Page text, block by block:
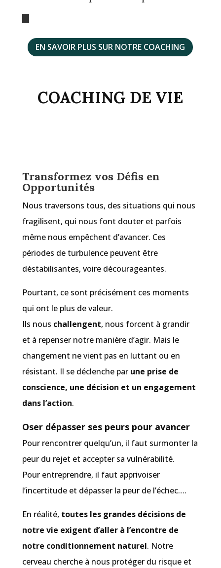
EN SAVOIR PLUS SUR NOTRE COACHING
COACHING DE VIE
Transformez vos Défis en
Opportunités
Nous traversons tous, des situations qui nous
fragilisent, qui nous font douter et parfois
même nous empêchent d’avancer. Ces
périodes de turbulence peuvent être
déstabilisantes, voire décourageantes.
Pourtant, ce sont précisément ces moments
qui ont le plus de valeur.
Ils nous challengent, nous forcent à grandir
et à repenser notre manière d’agir. Mais le
changement ne vient pas en luttant ou en
résistant. Il se déclenche par une prise de
conscience, une décision et un engagement
dans l’action.
Oser dépasser ses peurs pour avancer
Pour rencontrer quelqu’un, il faut surmonter la
peur du rejet et accepter sa vulnérabilité.
Pour entreprendre, il faut apprivoiser
l’incertitude et dépasser la peur de l’échec….
En réalité, toutes les grandes décisions de
notre vie exigent d’aller à l’encontre de
notre conditionnement naturel. Notre
cerveau cherche à nous protéger du risque et